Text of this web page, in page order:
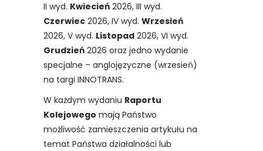
II wyd. Kwiecień 2026, III wyd.
Czerwiec 2026, IV wyd. Wrzesień
2026, V wyd. Listopad 2026, VI wyd.
Grudzień 2026 oraz jedno wydanie
specjalne – anglojęzyczne (wrzesień)
na targi INNOTRANS.
W każdym wydaniu Raportu
Kolejowego mają Państwo
możliwość zamieszczenia artykułu na
temat Państwa działalności lub